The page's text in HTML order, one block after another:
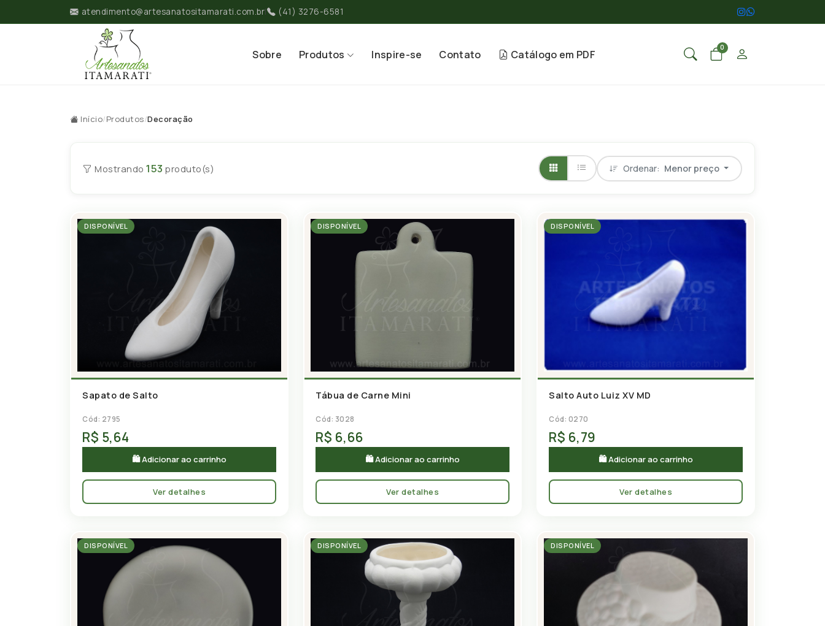
atendimento@artesanatositamarati.com.br| (41) 3276-6581
Sobre Produtos Inspire-se Contato Catálogo em PDF
0
Início/Produtos/Decoração
Mostrando 153 produto(s) Ordenar: Menor preço
DISPONÍVEL
Sapato de Salto
Cód: 2795
R$ 5,64
🛍 Adicionar ao carrinho
Ver detalhes
DISPONÍVEL
Tábua de Carne Mini
Cód: 3028
R$ 6,66
🛍 Adicionar ao carrinho
Ver detalhes
DISPONÍVEL
Salto Auto Luiz XV MD
Cód: 0270
R$ 6,79
🛍 Adicionar ao carrinho
Ver detalhes
DISPONÍVEL DISPONÍVEL DISPONÍVEL